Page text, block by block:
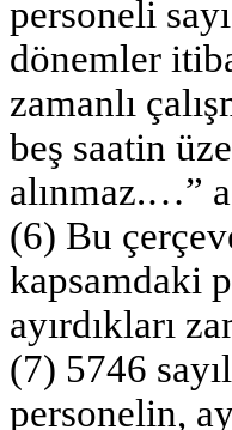
personeli
dönemler
zamanlı
beş saatin
alınmaz.…”
(6) Bu
kapsamdaki
ayırdıkları
(7) 5746
personelin,